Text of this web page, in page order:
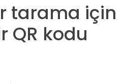
tarama için
QR kodu